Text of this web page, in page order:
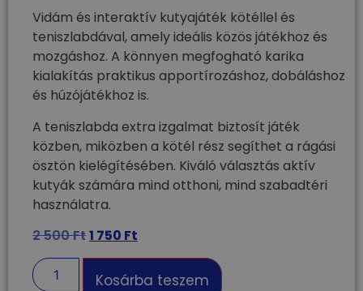
Vidám és interaktív kutyajáték kötéllel és
teniszlabdával, amely ideális közös játékhoz és
mozgáshoz. A könnyen megfogható karika
kialakítás praktikus apportírozáshoz, dobáláshoz
és húzójátékhoz is.
A teniszlabda extra izgalmat biztosít játék
közben, miközben a kötél rész segíthet a rágási
ösztön kielégítésében. Kiváló választás aktív
kutyák számára mind otthoni, mind szabadtéri
használatra.
2 500Ft1 750 Ft
Kosárba teszem